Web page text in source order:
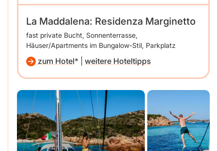
La Maddalena: Residenza Marginetto
fast private Bucht, Sonnenterrasse,
Häuser/Apartments im Bungalow-Stil, Parkplatz
zum Hotel weitere Hoteltipps